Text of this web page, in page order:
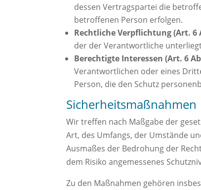
dessen Vertragspartei die
betroffenen Person erfolgen.
Rechtliche Verpflichtung (Art. 6
der der Verantwortliche
Berechtigte Interessen (Art. 6
Verantwortlichen oder eines
Person, die den Schutz
Sicherheitsmaßnahmen
Wir treffen nach Maßgabe der
Art, des Umfangs, der Umstände
Ausmaßes der Bedrohung der
dem Risiko angemessenes
Zu den Maßnahmen gehören